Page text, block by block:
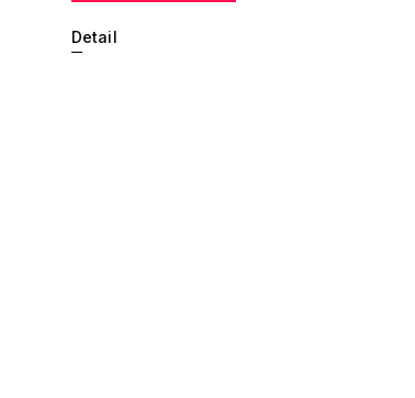
Detail